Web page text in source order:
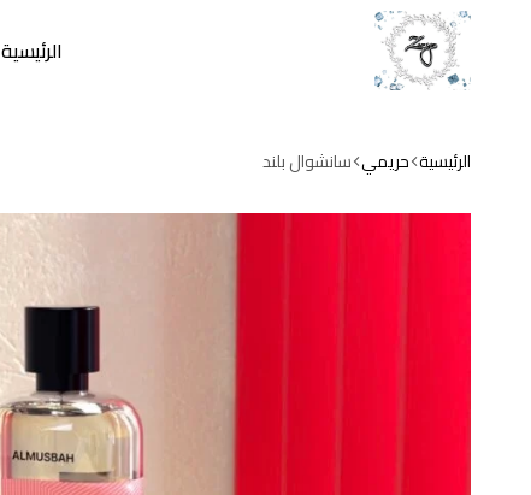
الرئيسية
الرئيسية حريمي سانشوال بلند